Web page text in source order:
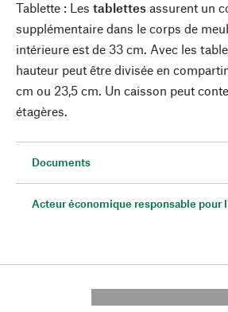
Tablette : Les tablettes assurent un
supplémentaire dans le corps de
intérieure est de 33 cm. Avec les
hauteur peut être divisée en
cm ou 23,5 cm. Un caisson peut
étagères.
Documents
Acteur économique responsable pour